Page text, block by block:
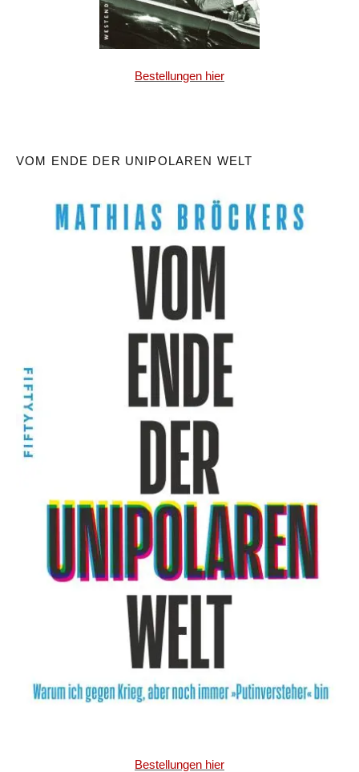
Bestellungen hier
VOM ENDE DER UNIPOLAREN WELT
Bestellungen hier